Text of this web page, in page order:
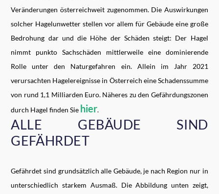
Veränderungen österreichweit zugenommen. Die Auswirkungen
solcher Hagelunwetter stellen vor allem für Gebäude eine große
Bedrohung dar und die Höhe der Schäden steigt: Der Hagel
nimmt punkto Sachschäden mittlerweile eine dominierende
Rolle unter den Naturgefahren ein. Allein im Jahr 2021
verursachten Hagelereignisse in Österreich eine Schadenssumme
von rund 1,1 Milliarden Euro. Näheres zu den Gefährdungszonen
durch Hagel finden Sie hier.
ALLE GEBÄUDE SIND
GEFÄHRDET
Gefährdet sind grundsätzlich alle Gebäude, je nach Region nur in
unterschiedlich starkem Ausmaß. Die Abbildung unten zeigt,